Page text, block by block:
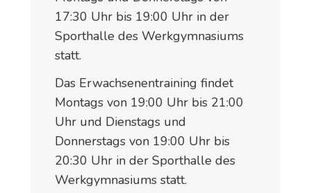
17:30 Uhr bis 19:00 Uhr in der
Sporthalle des Werkgymnasiums
statt.
Das Erwachsenentraining findet
Montags von 19:00 Uhr bis 21:00
Uhr und Dienstags und
Donnerstags von 19:00 Uhr bis
20:30 Uhr in der Sporthalle des
Werkgymnasiums statt.